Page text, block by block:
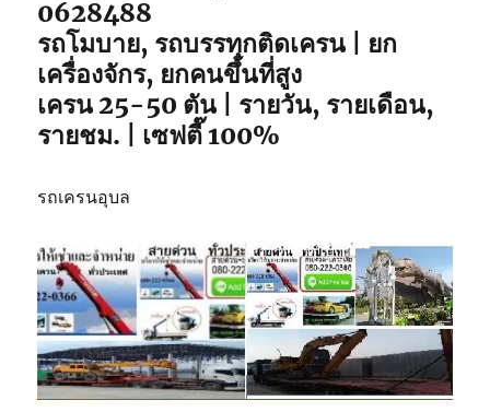
ที่
0628488
รถโมบาย, รถบรรทุกติดเครน | ยก
เครื่องจักร, ยกคนขึ้นที่สูง
เครน 25-50 ตัน | รายวัน, รายเดือน,
รายชม. | เซฟตี๊ 100%
รถเครนอุบล